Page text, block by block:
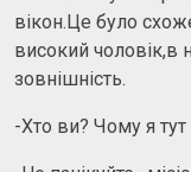
вікон.Це було
високий чоловік,в
зовнішність.
-Хто ви? Чому я